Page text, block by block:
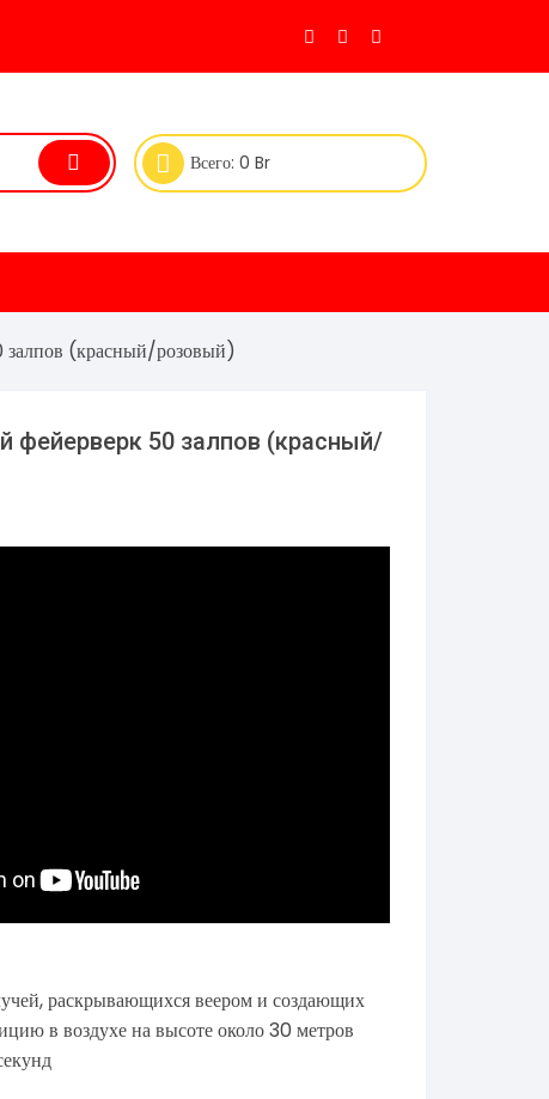
Всего: 0 Br
(красный/розовый)
фейерверк 50 залпов (красный/
раскрывающихся веером и создающих
в воздухе на высоте около 30 метров